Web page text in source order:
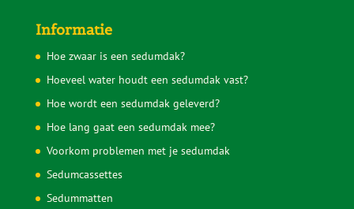
Informatie
Hoe zwaar is een sedumdak?
Hoeveel water houdt een sedumdak vast?
Hoe wordt een sedumdak geleverd?
Hoe lang gaat een sedumdak mee?
Voorkom problemen met je sedumdak
Sedumcassettes
Sedummatten